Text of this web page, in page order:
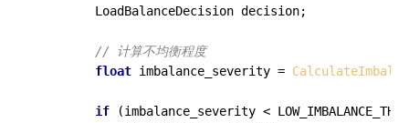
        LoadBalanceDecision decision;
// 计算不均衡程度
float imbalance_severity =
if (imbalance_severity <